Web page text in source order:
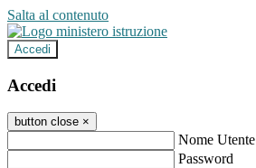
Salta al contenuto
Accedi
Accedi
button close ×
Nome Utente
Password